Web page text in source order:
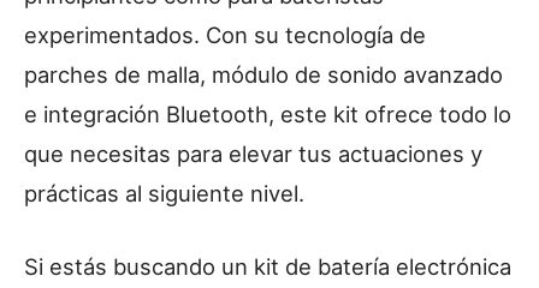
experimentados. Con su tecnología de
parches de malla, módulo de sonido avanzado
e integración Bluetooth, este kit ofrece todo lo
que necesitas para elevar tus actuaciones y
prácticas al siguiente nivel.
Si estás buscando un kit de batería electrónica